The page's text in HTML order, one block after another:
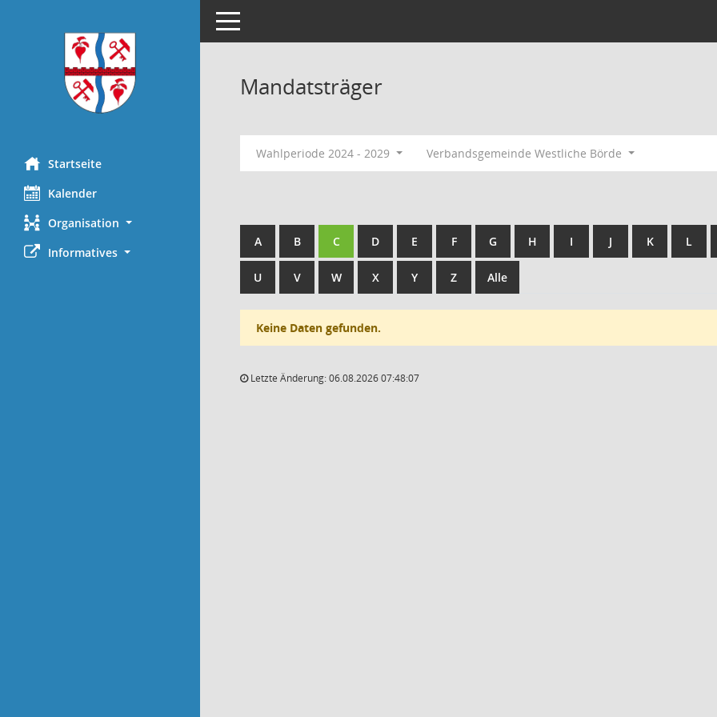
Startseite
Kalender
Organisation
Informatives
Toggle navigation
Mandatsträger
Wahlperiode 2024 - 2029 Verbandsgemeinde Westliche Börde
A B C D E F G H I J K L
U V W X Y Z Alle
Keine Daten gefunden.
Letzte Änderung: 06.08.2026 07:48:07